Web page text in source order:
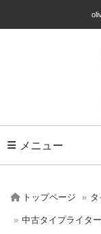
Toggle Navigation
メニュー
トップページ
中古タイプライタ